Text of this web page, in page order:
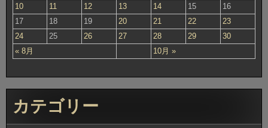
« 8月 10月 »
10
11 12 13 14 15
16
17
18 19 20 21 22
23
24
25 26 27 28 29 30
カテゴリー